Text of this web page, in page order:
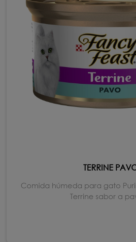
TERRINE
Comida húmeda para gato
Terrine sabor a